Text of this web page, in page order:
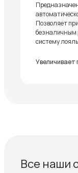
Позволяет
безналичным
систему
Увеличивает
Все наши